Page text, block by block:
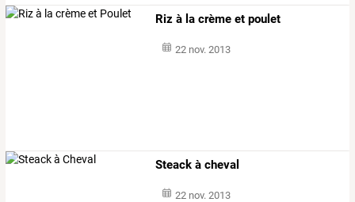
Riz à la crème et poulet
22 nov. 2013
Steack à cheval
22 nov. 2013